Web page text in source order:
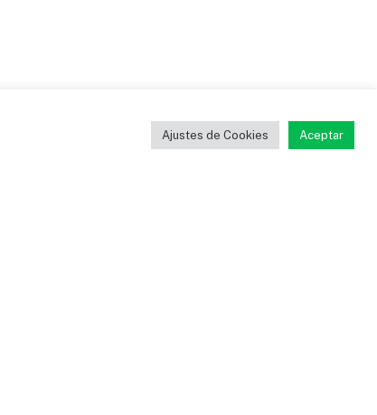
Ajustes de Cookies Aceptar